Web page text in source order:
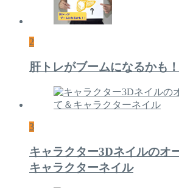
2
肝トレがブームになるかも！
3
キャラクター3Dネイルのオ
キャラクターネイル